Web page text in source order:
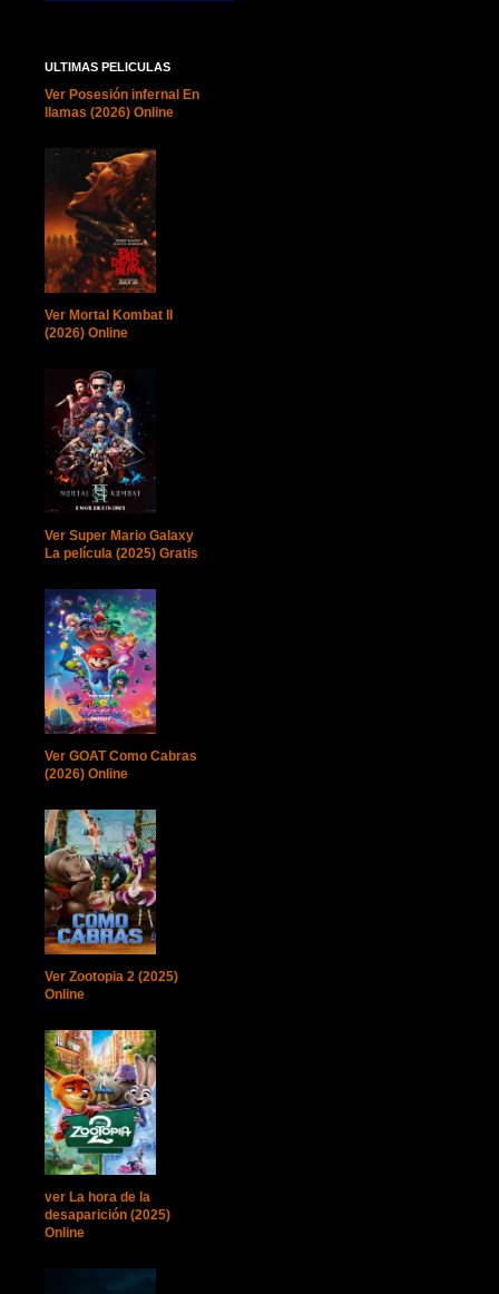
ULTIMAS PELICULAS
Ver Posesión infernal En
llamas (2026) Online
Ver Mortal Kombat II
(2026) Online
Ver Super Mario Galaxy
La película (2025) Gratis
Ver GOAT Como Cabras
(2026) Online
Ver Zootopia 2 (2025)
Online
ver La hora de la
desaparición (2025)
Online